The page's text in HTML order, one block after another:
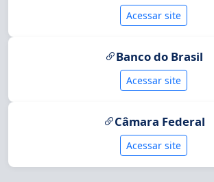
Acessar site
Banco do Brasil
Acessar site
Câmara Federal
Acessar site